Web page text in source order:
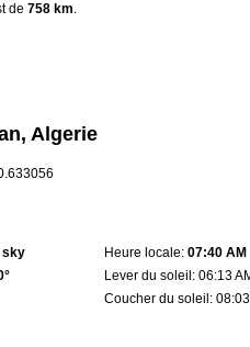
de 758 km.
Algerie
sky
Heure locale: 07:40 AM
Lever du soleil: 06:13
Coucher du soleil: 08:03